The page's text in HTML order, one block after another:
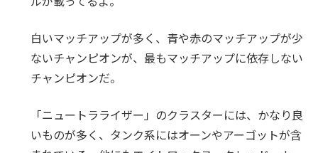
白いマッチアップが多く、青や赤のマッチアップが少
ないチャンピオンが、最もマッチアップに依存しない
チャンピオンだ。
「ニュートラライザー」のクラスターには、かなり良
いものが多く、タンク系にはオーンやアーゴットが含